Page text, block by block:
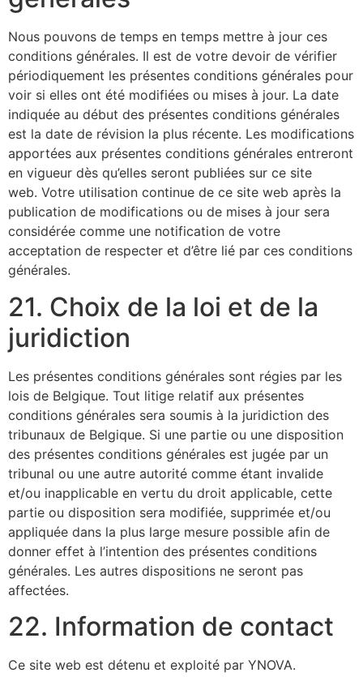
Nous pouvons de temps en temps mettre à jour ces
conditions générales. Il est de votre devoir de vérifier
périodiquement les présentes conditions générales pour
voir si elles ont été modifiées ou mises à jour. La date
indiquée au début des présentes conditions générales
est la date de révision la plus récente. Les modifications
apportées aux présentes conditions générales entreront
en vigueur dès qu’elles seront publiées sur ce site
web. Votre utilisation continue de ce site web après la
publication de modifications ou de mises à jour sera
considérée comme une notification de votre
acceptation de respecter et d’être lié par ces conditions
générales.
21. Choix de la loi et de la
juridiction
Les présentes conditions générales sont régies par les
lois de Belgique. Tout litige relatif aux présentes
conditions générales sera soumis à la juridiction des
tribunaux de Belgique. Si une partie ou une disposition
des présentes conditions générales est jugée par un
tribunal ou une autre autorité comme étant invalide
et/ou inapplicable en vertu du droit applicable, cette
partie ou disposition sera modifiée, supprimée et/ou
appliquée dans la plus large mesure possible afin de
donner effet à l’intention des présentes conditions
générales. Les autres dispositions ne seront pas
affectées.
22. Information de contact
Ce site web est détenu et exploité par YNOVA.